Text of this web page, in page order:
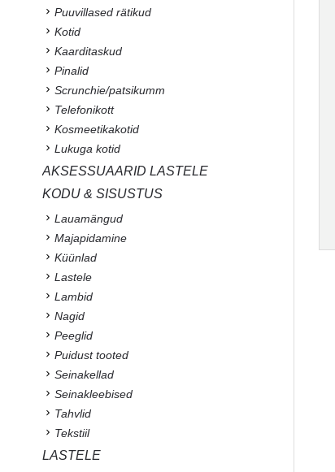
Puuvillased rätikud
Kotid
Kaarditaskud
Pinalid
Scrunchie/patsikumm
Telefonikott
Kosmeetikakotid
Lukuga kotid
AKSESSUAARID LASTELE
KODU & SISUSTUS
Lauamängud
Majapidamine
Küünlad
Lastele
Lambid
Nagid
Peeglid
Puidust tooted
Seinakellad
Seinakleebised
Tahvlid
Tekstiil
LASTELE